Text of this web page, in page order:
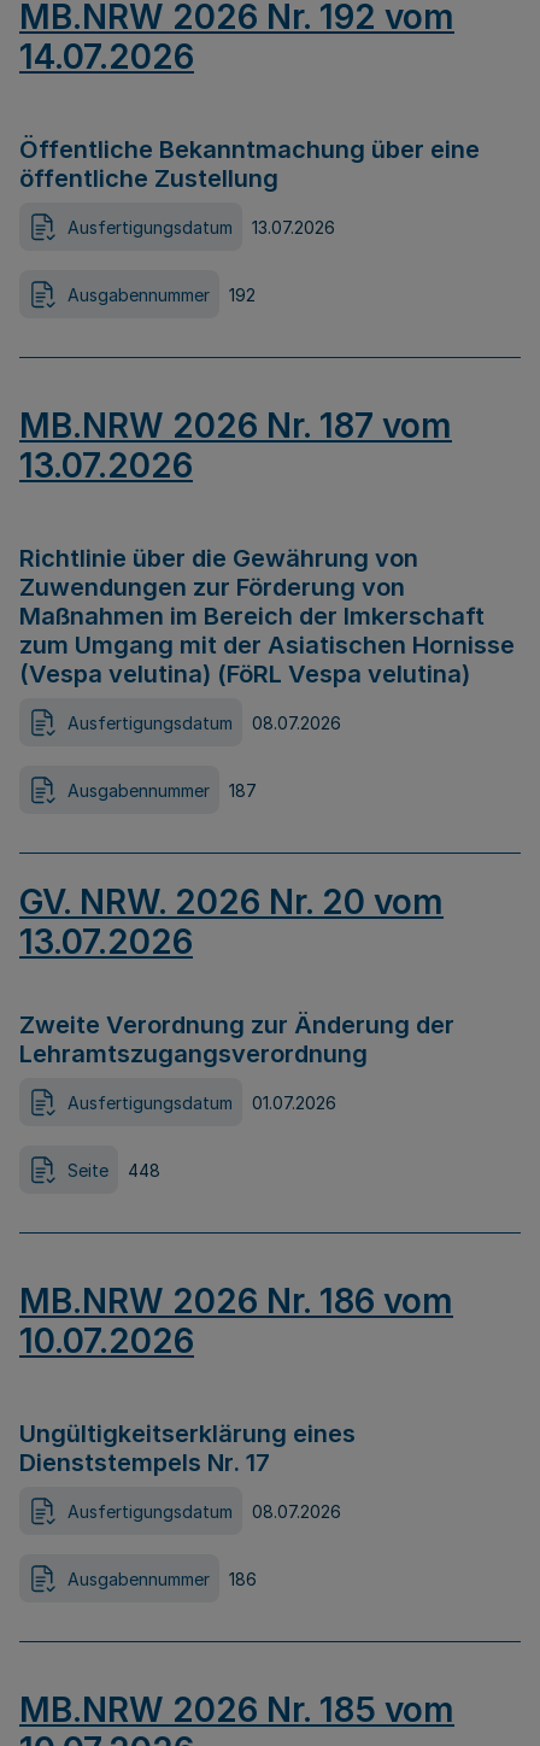
MB.NRW 2026 Nr. 192 vom
14.07.2026
Öffentliche Bekanntmachung über eine
öffentliche Zustellung
Ausfertigungsdatum 13.07.2026
Ausgabennummer 192
MB.NRW 2026 Nr. 187 vom
13.07.2026
Richtlinie über die Gewährung von
Zuwendungen zur Förderung von
Maßnahmen im Bereich der Imkerschaft
zum Umgang mit der Asiatischen Hornisse
(Vespa velutina) (FöRL Vespa velutina)
Ausfertigungsdatum 08.07.2026
Ausgabennummer 187
GV. NRW. 2026 Nr. 20 vom
13.07.2026
Zweite Verordnung zur Änderung der
Lehramtszugangsverordnung
Ausfertigungsdatum 01.07.2026
Seite 448
MB.NRW 2026 Nr. 186 vom
10.07.2026
Ungültigkeitserklärung eines
Dienststempels Nr. 17
Ausfertigungsdatum 08.07.2026
Ausgabennummer 186
MB.NRW 2026 Nr. 185 vom